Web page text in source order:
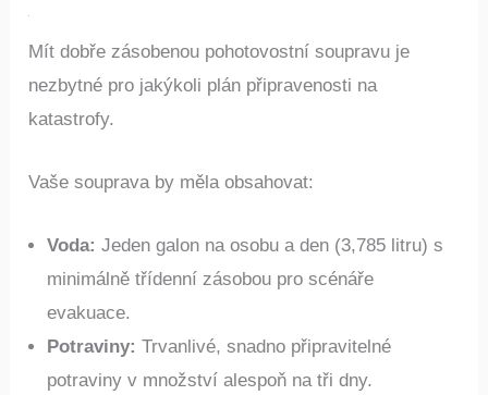
Mít dobře zásobenou pohotovostní soupravu je
nezbytné pro jakýkoli plán připravenosti na
Voda:Jeden galon na osobu a den (3,785 litru) s
minimálně třídenní zásobou pro scénáře
evakuace.
Potraviny:Trvanlivé, snadno připravitelné